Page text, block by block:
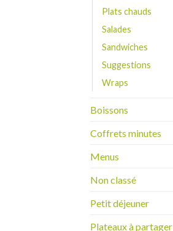
Plats chauds
Salades
Sandwiches
Suggestions
Wraps
Boissons
Coffrets minutes
Menus
Non classé
Petit déjeuner
Plateaux à partager